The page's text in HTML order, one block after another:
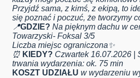
Przyjdź sama, z kimś, z ekipą, to
się poznać i poczuć, że tworzymy
📍GDZIE? Na pięknym dachu w
Towarzyski- Foksal 3/5
Liczba miejsc ograniczona✨
⏰ KIEDY? Czwartek 16.07.2026 |
trwania wydarzenia: ok. 75 min
KOSZT UDZIAŁU w wydarzeniu